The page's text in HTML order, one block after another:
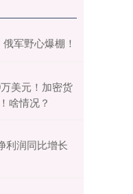
军野心爆棚！
美元！加密货
啥情况？
利润同比增长